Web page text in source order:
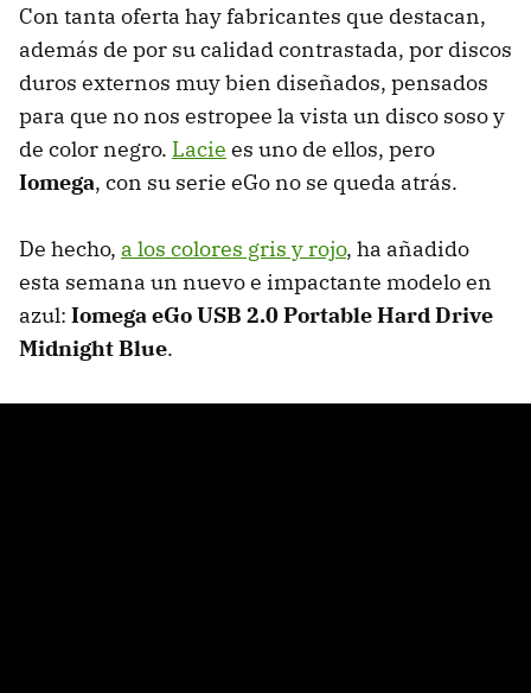
Con tanta oferta hay fabricantes que destacan,
además de por su calidad contrastada, por discos
duros externos muy bien diseñados, pensados
para que no nos estropee la vista un disco soso y
de color negro. Lacie es uno de ellos, pero
Iomega, con su serie eGo no se queda atrás.
De hecho, a los colores gris y rojo, ha añadido
esta semana un nuevo e impactante modelo en
azul: Iomega eGo USB 2.0 Portable Hard Drive
Midnight Blue.